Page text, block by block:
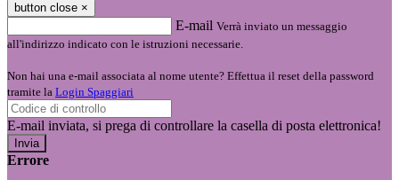
button close ×
E-mail Verrà inviato un messaggio
all'indirizzo indicato con le istruzioni necessarie.
Non hai una e-mail associata al nome utente? Effettua il reset della password
tramite la Login Spaggiari
E-mail inviata, si prega di controllare la casella di posta elettronica!
Errore